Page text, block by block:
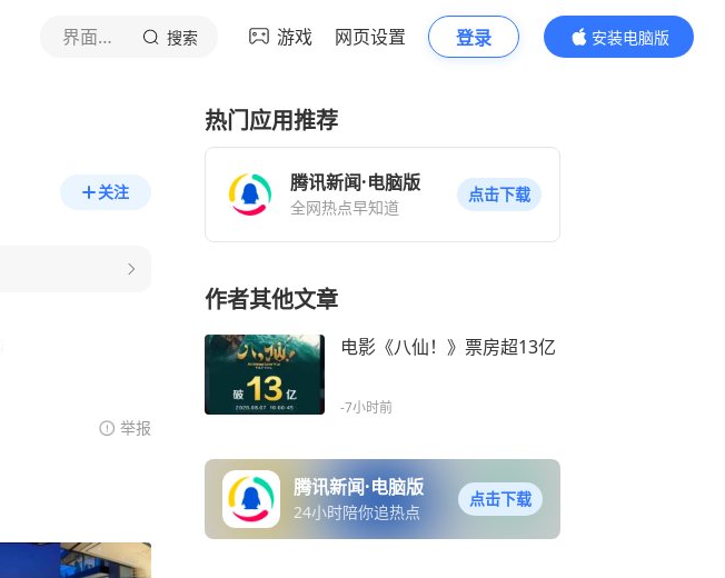
界面新闻 搜索 游戏 网页设置 登录
安装电脑版
内容更精彩
关注
举报
热门应用推荐
腾讯新闻·电脑版
全网热点早知道
点击下载
作者其他文章
电影《八仙！》票房超13亿
-7小时前
腾讯新闻·电脑版
24小时陪你追热点
点击下载